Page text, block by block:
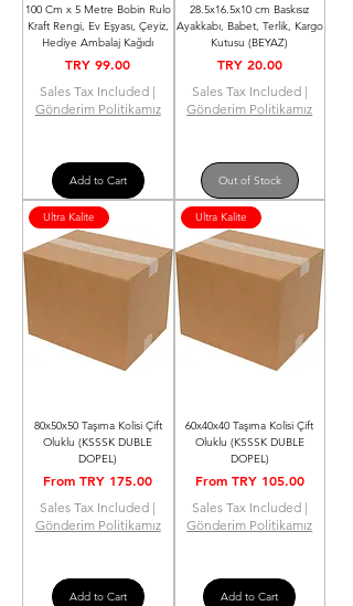
100 Cm x 5 Metre Bobin Rulo
Kraft Rengi, Ev Eşyası, Çeyiz,
Hediye Ambalaj Kağıdı
Price
TRY 99.00
Sales Tax Included |
Gönderim Politikamız
Add to Cart
28.5x16.5x10 cm Baskısız
Ayakkabı, Babet, Terlik, Kargo
Kutusu (BEYAZ)
Price
TRY 20.00
Sales Tax Included|
Gönderim Politikamız
Out of Stock
Ultra Kalite
80x50x50 Taşıma Kolisi Çift
Oluklu (KSSSK DUBLE
DOPEL)
FromTRY 175.00
Sale Price
Sales Tax Included |
Gönderim Politikamız
Add to Cart
Ultra Kalite
60x40x40 Taşıma Kolisi Çift
Oluklu (KSSSK DUBLE
DOPEL)
From TRY 105.00
Sale Price
Sales Tax Included|
Gönderim Politikamız
Add to Cart